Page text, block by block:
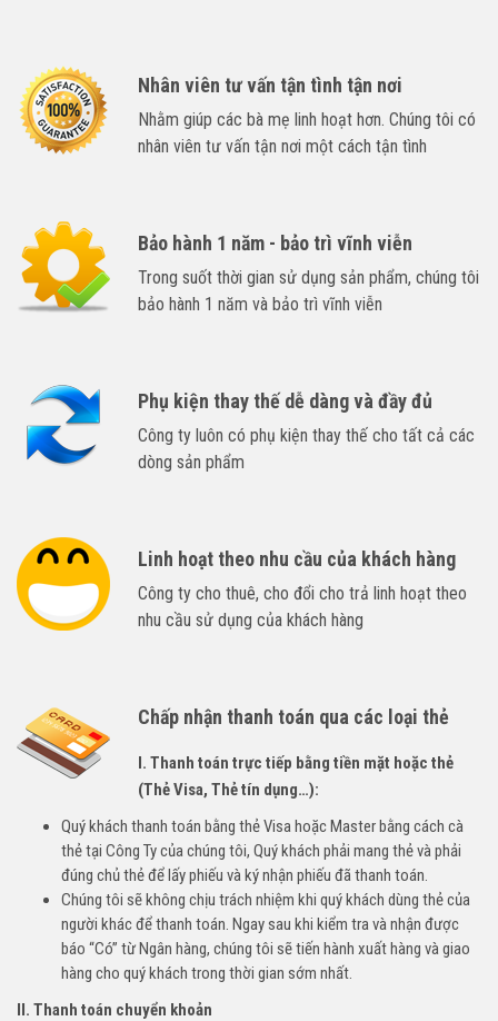
Nhân viên tư vấn tận tình tận nơi
Nhằm giúp các bà mẹ linh hoạt hơn. Chúng tôi có
nhân viên tư vấn tận nơi một cách tận tình
Bảo hành 1 năm - bảo trì vĩnh viễn
Trong suốt thời gian sử dụng sản phẩm, chúng tôi
bảo hành 1 năm và bảo trì vĩnh viễn
Phụ kiện thay thế dễ dàng và đầy đủ
Công ty luôn có phụ kiện thay thế cho tất cả các
dòng sản phẩm
Linh hoạt theo nhu cầu của khách hàng
Công ty cho thuê, cho đổi cho trả linh hoạt theo
nhu cầu sử dụng của khách hàng
Chấp nhận thanh toán qua các loại thẻ
I. Thanh toán trực tiếp bằng tiền mặt hoặc thẻ
(Thẻ Visa, Thẻ tín dụng…):
Quý khách thanh toán bằng thẻ Visa hoặc Master bằng cách cà
thẻ tại Công Ty của chúng tôi, Quý khách phải mang thẻ và phải
đúng chủ thẻ để lấy phiếu và ký nhận phiếu đã thanh toán.
Chúng tôi sẽ không chịu trách nhiệm khi quý khách dùng thẻ của
người khác để thanh toán. Ngay sau khi kiểm tra và nhận được
báo “Có” từ Ngân hàng, chúng tôi sẽ tiến hành xuất hàng và giao
hàng cho quý khách trong thời gian sớm nhất.
II. Thanh toán chuyển khoản